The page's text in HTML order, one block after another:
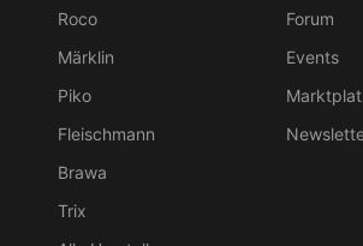
Roco
Märklin
Piko
Fleischmann
Brawa
Trix
Forum
Events